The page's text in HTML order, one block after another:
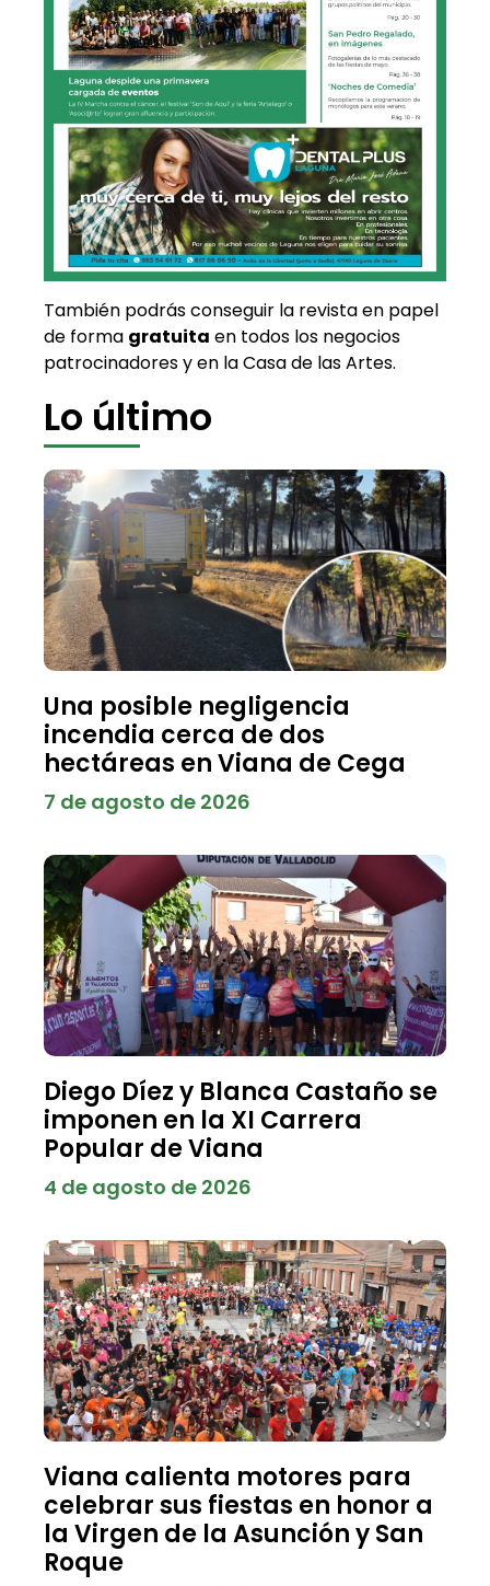
También podrás conseguir la revista en papel
de forma gratuita en todos los negocios
patrocinadores y en la Casa de las Artes.
Lo último
Una posible negligencia
incendia cerca de dos
hectáreas en Viana de Cega
7 de agosto de 2026
Diego Díez y Blanca Castaño se
imponen en la XI Carrera
Popular de Viana
4 de agosto de 2026
Viana calienta motores para
celebrar sus fiestas en honor a
la Virgen de la Asunción y San
Roque